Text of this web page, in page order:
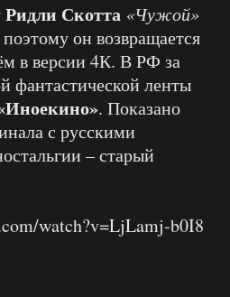
Ридли Скотта «Чужой»
он возвращается
в версии 4К. В РФ за
фантастической ленты
. Показано
с русскими
– старый
watch?v=LjLamj-b0I8